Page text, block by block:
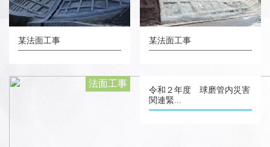
某法面工事 某法面工事
法面工事
令和２年度 球磨管内災害
関連緊...